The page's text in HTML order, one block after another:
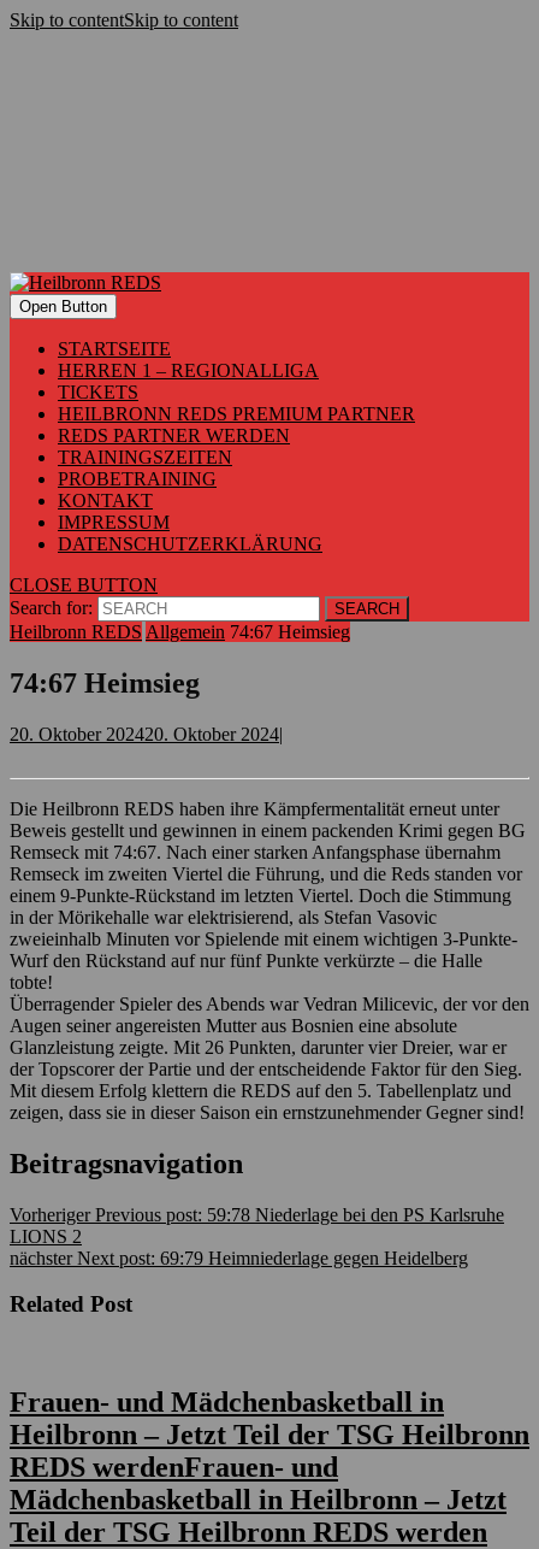
Skip to contentSkip to content
Open Button
STARTSEITE
HERREN 1 – REGIONALLIGA
TICKETS
HEILBRONN REDS PREMIUM PARTNER
REDS PARTNER WERDEN
TRAININGSZEITEN
PROBETRAINING
KONTAKT
IMPRESSUM
DATENSCHUTZERKLÄRUNG
CLOSE BUTTON
Search for:
Heilbronn REDS Allgemein 74:67 Heimsieg
74:67 Heimsieg
20. Oktober 202420. Oktober 2024|
Die Heilbronn REDS haben ihre Kämpfermentalität erneut unter
Beweis gestellt und gewinnen in einem packenden Krimi gegen BG
Remseck mit 74:67. Nach einer starken Anfangsphase übernahm
Remseck im zweiten Viertel die Führung, und die Reds standen vor
einem 9-Punkte-Rückstand im letzten Viertel. Doch die Stimmung
in der Mörikehalle war elektrisierend, als Stefan Vasovic
zweieinhalb Minuten vor Spielende mit einem wichtigen 3-Punkte-
Wurf den Rückstand auf nur fünf Punkte verkürzte – die Halle
tobte!
Überragender Spieler des Abends war Vedran Milicevic, der vor den
Augen seiner angereisten Mutter aus Bosnien eine absolute
Glanzleistung zeigte. Mit 26 Punkten, darunter vier Dreier, war er
der Topscorer der Partie und der entscheidende Faktor für den Sieg.
Mit diesem Erfolg klettern die REDS auf den 5. Tabellenplatz und
zeigen, dass sie in dieser Saison ein ernstzunehmender Gegner sind!
Beitragsnavigation
Vorheriger Previous post: 59:78 Niederlage bei den PS Karlsruhe
LIONS 2
nächster Next post: 69:79 Heimniederlage gegen Heidelberg
Related Post
Frauen- und Mädchenbasketball in
Heilbronn – Jetzt Teil der TSG Heilbronn
REDS werdenFrauen- und
Mädchenbasketball in Heilbronn – Jetzt
Teil der TSG Heilbronn REDS werden